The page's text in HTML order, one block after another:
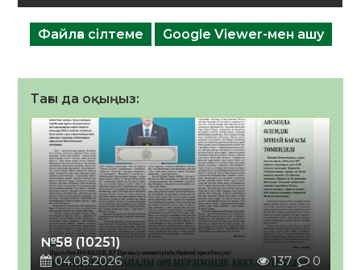
Файлға сілтеме Google Viewer-мен ашу
Тағы да оқыңыз:
№58 (10251)
04.08.2026
137 0